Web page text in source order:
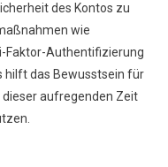
Event
Phishing-
des Kontos zu
wie
Faktor-Authentifizierung
hilft das Bewusstsein für
dieser aufregenden Zeit